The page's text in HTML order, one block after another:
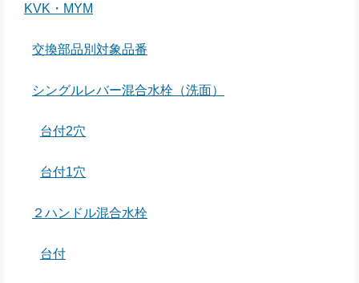
KVK・MYM
交換部品別対象品番
シングルレバー混合水栓（洗面）
台付2穴
台付1穴
２ハンドル混合水栓
台付